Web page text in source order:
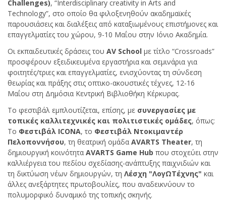
Challenges), “Interdisciplinary creativity in Arts and
Technology”, στο οποίο θα φιλοξενηθούν ακαδημαϊκές
παρουσιάσεις και διαλέξεις από καταξιωμένους επιστήμονες και
επαγγελματίες του χώρου, 9-10 Μαΐου στην Ιόνιο Ακαδημία.
Oι εκπαιδευτικές δράσεις του AV School με τίτλο “Crossroads”
προσφέρουν εξειδικευμένα εργαστήρια και σεμινάρια για
φοιτητές/τριες και επαγγελματίες, ενισχύοντας τη σύνδεση
θεωρίας και πράξης στις οπτικο-ακουστικές τέχνες, 12-16
Μαΐου στη Δημόσια Κεντρική Βιβλιοθήκη Κέρκυρας.
Το φεστιβάλ εμπλουτίζεται, επίσης, με συνεργασίες με
τοπικές καλλιτεχνικές και πολιτιστικές ομάδες, όπως:
Το Φεστιβάλ ICONA, το Φεστιβάλ Ντοκιμαντέρ
Πελοποννήσου, τη θεατρική ομάδα AVARTS Theater, τη
δημιουργική κοινότητα AVARTS Game Hub που στοχεύει στην
καλλιέργεια του πεδίου σχεδίασης-ανάπτυξης παιχνιδιών και
τη δικτύωση νέων δημιουργών, τη Λέσχη "ΛογΩΤέχνης" και
άλλες ανεξάρτητες πρωτοβουλίες, που αναδεικνύουν το
πολυμορφικό δυναμικό της τοπικής σκηνής.